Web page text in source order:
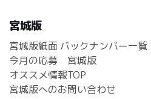
宮城版
宮城版紙面 バックナンバー一覧
今月の応募 宮城版
オススメ情報TOP
宮城版へのお問い合わせ